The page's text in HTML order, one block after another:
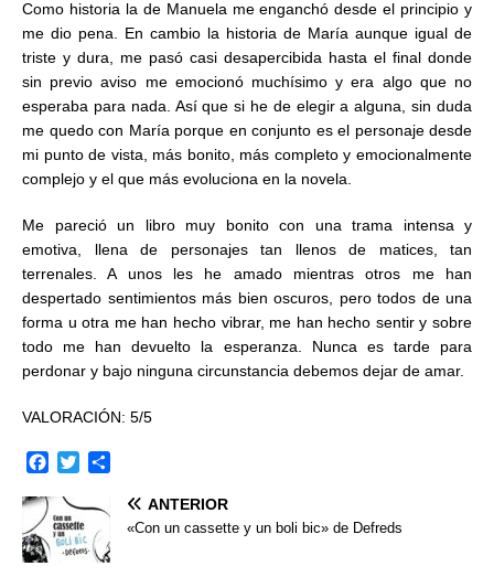
Como historia la de Manuela me enganchó desde el principio y
me dio pena. En cambio la historia de María aunque igual de
triste y dura, me pasó casi desapercibida hasta el final donde
sin previo aviso me emocionó muchísimo y era algo que no
esperaba para nada. Así que si he de elegir a alguna, sin duda
me quedo con María porque en conjunto es el personaje desde
mi punto de vista, más bonito, más completo y emocionalmente
complejo y el que más evoluciona en la novela.
Me pareció un libro muy bonito con una trama intensa y
emotiva, llena de personajes tan llenos de matices, tan
terrenales. A unos les he amado mientras otros me han
despertado sentimientos más bien oscuros, pero todos de una
forma u otra me han hecho vibrar, me han hecho sentir y sobre
todo me han devuelto la esperanza. Nunca es tarde para
perdonar y bajo ninguna circunstancia debemos dejar de amar.
VALORACIÓN: 5/5
c
e
b
i
t
t
ANTERIOR
«Con un cassette y un boli bic» de Defreds